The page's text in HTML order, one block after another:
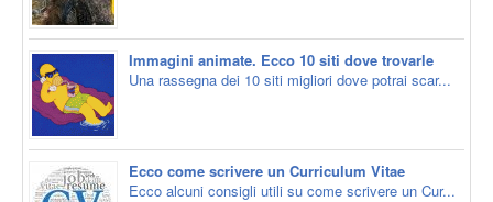
Immagini animate. Ecco 10 siti dove trovarle
Una rassegna dei 10 siti migliori dove potrai scar...
Ecco come scrivere un Curriculum Vitae
Ecco alcuni consigli utili su come scrivere un Cur...